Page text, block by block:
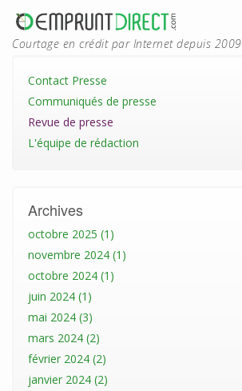
Courtage en crédit par Internet depuis 2009
Contact Presse
Communiqués de presse
Revue de presse
L'équipe de rédaction
Archives
octobre 2025 (1)
novembre 2024 (1)
octobre 2024 (1)
juin 2024 (1)
mai 2024 (3)
mars 2024 (2)
février 2024 (2)
janvier 2024 (2)